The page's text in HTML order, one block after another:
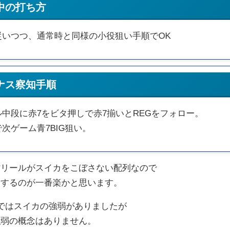
の打ち方
つつ、通常時と同様の小役狙い手順でOK
ス察知手順
段に赤7をビタ押しで赤7揃いとREGをフォロー。
ゲーム青7BIG狙い。
ールがスイカをこぼさない配列なので
するのが一番楽かと思います。
はスイカの強弱がありましたが
の概念はありません。